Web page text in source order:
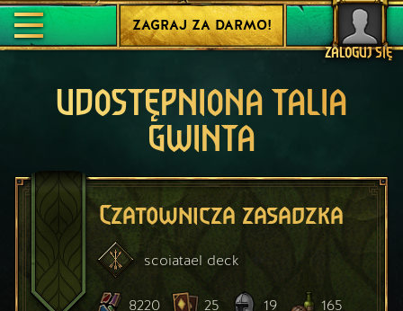
ZALOGUJ SIĘ
ZAGRAJ ZA DARMO!
UDOSTĘPNIONA TALIA
GWINTA
Czatownicza zasadzka
scoiatael deck
8220 25 19 165